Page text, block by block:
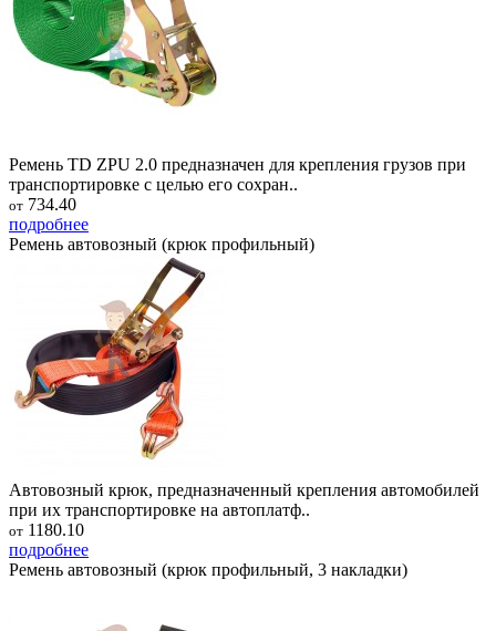
Ремень TD ZPU 2.0 предназначен для крепления грузов при
транспортировке с целью его сохран..
от 734.40
подробнее
Ремень автовозный (крюк профильный)
Автовозный крюк, предназначенный крепления автомобилей
при их транспортировке на автоплатф..
от 1180.10
подробнее
Ремень автовозный (крюк профильный, 3 накладки)